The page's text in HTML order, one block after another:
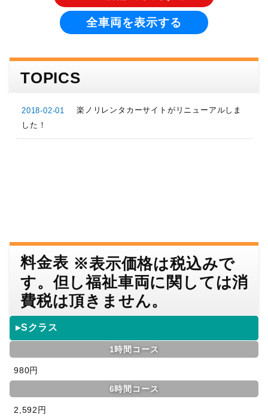
全車両を表示する
TOPICS
2018-02-01
楽ノリレンタカーサイトがリニューアルしま
した！
料金表※表示価格は税込みで
す。但し福祉車両に関しては消
費税は頂きません。
▸Sクラス
1時間コース
980円
6時間コース
2,592円